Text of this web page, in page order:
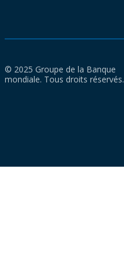
© 2025 Groupe de la Banque
mondiale. Tous droits réservés.